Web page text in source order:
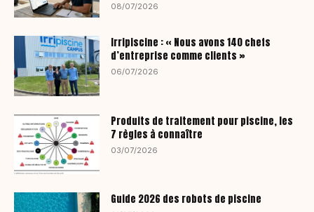
08/07/2026
Irripiscine : « Nous avons 140 chefs
d’entreprise comme clients »
06/07/2026
Produits de traitement pour piscine, les
7 règles à connaître
03/07/2026
Guide 2026 des robots de piscine